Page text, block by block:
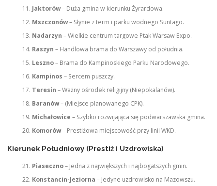
Jaktorów– Duża gmina w kierunku Żyrardowa.
Mszczonów– Słynie z term i parku wodnego Suntago.
Nadarzyn – Wielkie centrum targowe Ptak Warsaw Expo.
Raszyn – Handlowa brama do Warszawy od południa.
Leszno– Brama do Kampinoskiego Parku Narodowego.
Kampinos – Sercem puszczy.
Teresin – Ważny ośrodek religijny (Niepokalanów).
Baranów– (Miejsce planowanego CPK).
Michałowice – Szybko rozwijająca się podwarszawska gmina.
Komorów– Prestiżowa miejscowość przy linii WKD.
Kierunek Południowy (Prestiż i Uzdrowiska)
Piaseczno– Jedna z największych i najbogatszych gmin.
Konstancin-Jeziorna – Jedyne uzdrowisko na Mazowszu.